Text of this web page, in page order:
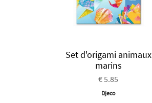
Set d'origami animaux
marins
€ 5.85
Djeco